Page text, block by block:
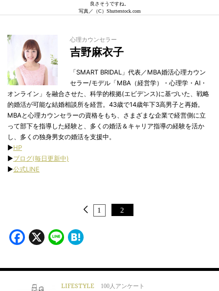
良さそうですね。
写真／（C）Shutterstock.com
心理カウンセラー
吉野麻衣子
「SMART BRIDAL」代表／MBA婚活心理カウン
セラー/モデル「MBA（経営学）・心理学・AI・
オンライン」を融合させた、科学的根拠(エビデンス)に基づいた、戦略
的婚活が可能な結婚相談所を経営。43歳で14歳年下3高男子と再婚。
MBAと心理カウンセラーの資格をもち、さまざまな企業で経営側に立
って部下を指導した経験と、多くの婚活＆キャリア指導の経験を活か
し、多くの独身男女の婚活を支援中。
▶︎HP
▶︎ブログ(毎日更新中)
▶︎公式LINE
1 2
Facebook
X Line
LIFESTYLE 100人アンケート